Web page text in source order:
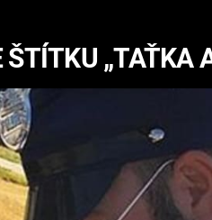
NORRIS
„TAŤKA